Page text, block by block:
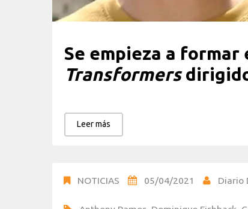
Se empieza a
Transformers
Leer más
NOTICIAS 05/04/2021 Diario